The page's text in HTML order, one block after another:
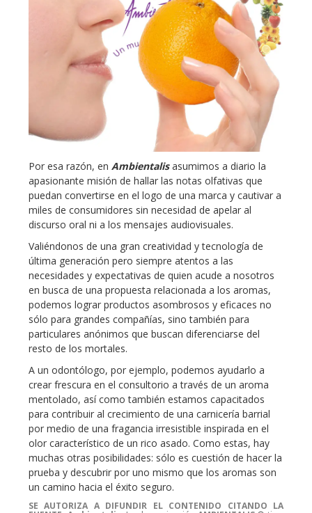
Por esa razón, en Ambientalisasumimos a diario la
apasionante misión de hallar las notas olfativas que
puedan convertirse en el logo de una marca y cautivar a
miles de consumidores sin necesidad de apelar al
discurso oral ni a los mensajes audiovisuales.
Valiéndonos de una gran creatividad y tecnología de
última generación pero siempre atentos a las
necesidades y expectativas de quien acude a nosotros
en busca de una propuesta relacionada a los aromas,
podemos lograr productos asombrosos y eficaces no
sólo para grandes compañías, sino también para
particulares anónimos que buscan diferenciarse del
resto de los mortales.
A un odontólogo, por ejemplo, podemos ayudarlo a
crear frescura en el consultorio a través de un aroma
mentolado, así como también estamos capacitados
para contribuir al crecimiento de una carnicería barrial
por medio de una fragancia irresistible inspirada en el
olor característico de un rico asado. Como estas, hay
muchas otras posibilidades: sólo es cuestión de hacer la
prueba y descubrir por uno mismo que los aromas son
un camino hacia el éxito seguro.
SE AUTORIZA A DIFUNDIR EL CONTENIDO CITANDO LA